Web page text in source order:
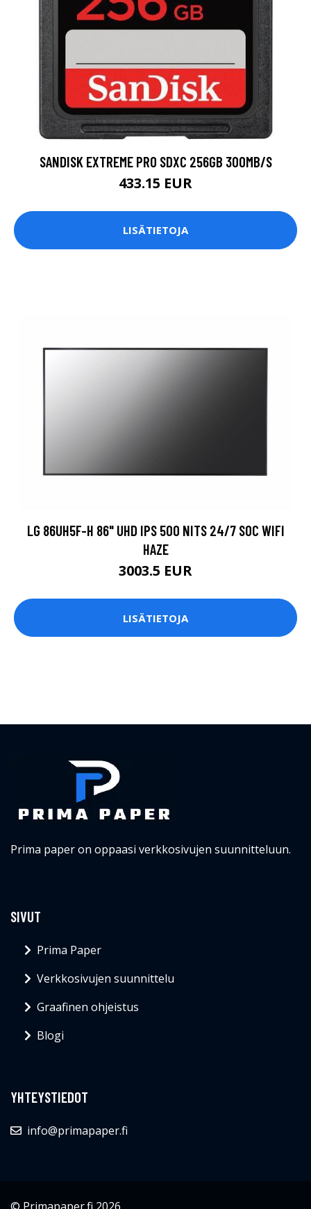
SANDISK EXTREME PRO SDXC 256GB 300MB/S
433.15 EUR
LISÄTIETOJA
LG 86UH5F-H 86" UHD IPS 500 NITS 24/7 SOC WIFI
HAZE
3003.5 EUR
LISÄTIETOJA
Prima paper on oppaasi verkkosivujen suunnitteluun.
SIVUT
Prima Paper
Verkkosivujen suunnittelu
Graafinen ohjeistus
Blogi
YHTEYSTIEDOT
info@primapaper.fi